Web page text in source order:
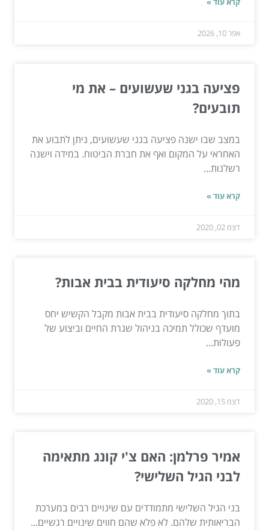
אפר 10, 2026
פציעה בגני שעשועים – את מי
תובעים?
במצב שבו ישנה פציעה בגני שעשועים, ניתן לתבוע את
האחראי על המקום ואף את חברת הביטוח. במידה וישנה
רשלנות...
קרא עוד »
דצמ 02, 2020
מהי מחלקה סיעודית בבית אבות?
בתוך מחלקה סיעודית בבית אבות מקבל הקשיש יחס
מועדף שכולל תמיכה בניהול שגרת החיים וביצוע של
פעולות...
קרא עוד »
דצמ 15, 2020
אמיר פרלמן: האם צ'י קונג מתאימה
לבני הגיל השלישי?
בני הגיל השלישי מתמודדים עם שינויים רבים במערכת
הבריאותית שלהם. לא פלא שהם חווים שינויים רגשיים...